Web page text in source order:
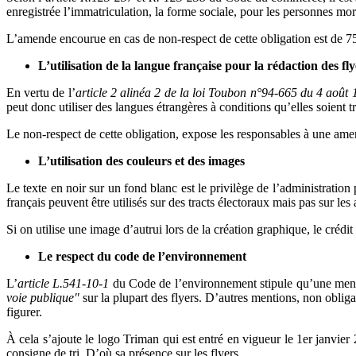
enregistrée l’immatriculation, la forme sociale, pour les personnes
L’amende encourue en cas de non-respect de cette obligation est de
L’utilisation de la langue française pour la rédaction des
En vertu de l’article 2 alinéa 2 de la loi Toubon n°94-665 du 4 août
peut donc utiliser des langues étrangères à conditions qu’elles soient
Le non-respect de cette obligation, expose les responsables à une
L’utilisation des couleurs et des images
Le texte en noir sur un fond blanc est le privilège de
français peuvent être utilisés sur des tracts électoraux mais pas sur
Si on utilise une image d’autrui lors de la création graphique, le
Le respect du code de l’environnement
L’article L.541-10-1 du Code de l’environnement stipule qu’une
voie publique" sur la plupart des flyers. D’autres mentions, non
figurer.
À cela s’ajoute le logo Triman qui est entré en vigueur le 1er